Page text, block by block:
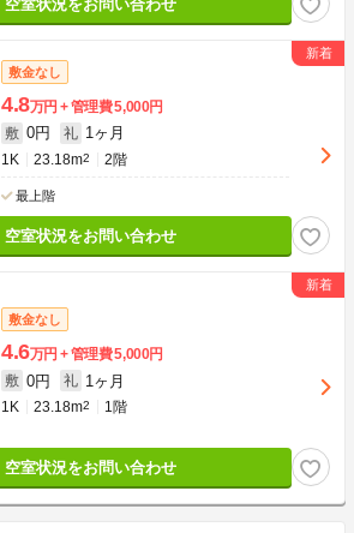
空室状況をお問い合わせ
敷金なし
4.8万円 管理費5,000円
敷 0円 礼 1ヶ月
1K 23.18m2 2階
最上階
空室状況をお問い合わせ
敷金なし
4.6万円 管理費5,000円
敷 0円 礼 1ヶ月
1K 23.18m2 1階
空室状況をお問い合わせ